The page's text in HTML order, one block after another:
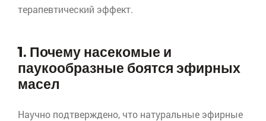
терапевтический эффект.
1. Почему насекомые и
паукообразные боятся эфирных
масел
Научно подтверждено, что натуральные эфирные